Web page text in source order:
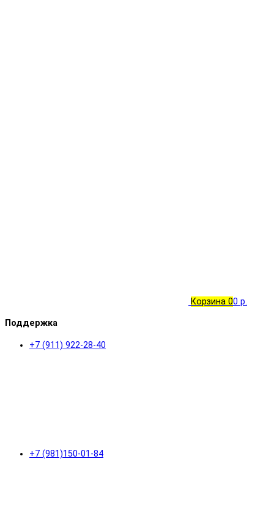
Корзина 00 р.
Поддержка
+7 (911) 922-28-40
+7 (981)150-01-84